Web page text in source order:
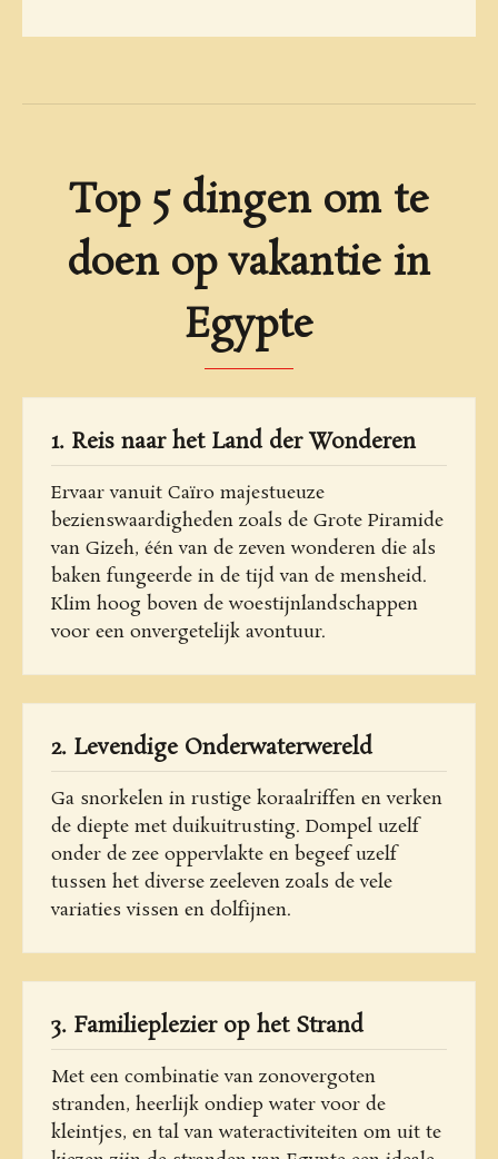
Top 5 dingen om te
doen op vakantie in
Egypte
1. Reis naar het Land der Wonderen
Ervaar vanuit Caïro majestueuze
bezienswaardigheden zoals de Grote Piramide
van Gizeh, één van de zeven wonderen die als
baken fungeerde in de tijd van de mensheid.
Klim hoog boven de woestijnlandschappen
voor een onvergetelijk avontuur.
2. Levendige Onderwaterwereld
Ga snorkelen in rustige koraalriffen en verken
de diepte met duikuitrusting. Dompel uzelf
onder de zee oppervlakte en begeef uzelf
tussen het diverse zeeleven zoals de vele
variaties vissen en dolfijnen.
3. Familieplezier op het Strand
Met een combinatie van zonovergoten
stranden, heerlijk ondiep water voor de
kleintjes, en tal van wateractiviteiten om uit te